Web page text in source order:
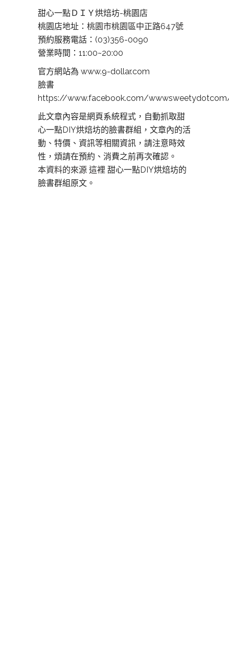
甜心一點ＤＩＹ烘焙坊-桃園店
桃園店地址： 桃園市桃園區中正路647號
預約服務電話：(03)356-0090
營業時間：11:00~20:00
官方網站為 www.9-dollar.com
臉書
https://www.facebook.com/
此文章內容是網頁系統程式，自動抓取甜
心一點DIY烘焙坊的臉書群組，文章內的活
動、特價、資訊等相關資訊，請注意時效
性，煩請在預約、消費之前再次確認。
本資料的來源 這裡 甜心一點DIY烘焙坊的
臉書群組原文。